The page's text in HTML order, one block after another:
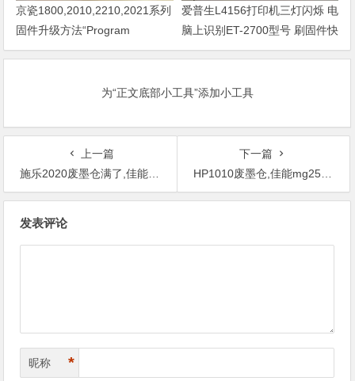
京瓷1800,2010,2210,2021系列
固件升级方法“Program
Loading或者卡LOGO
爱普生L4156打印机三灯闪烁 电
脑上识别ET-2700型号 刷固件快
速解决问题
为“正文底部小工具”添加小工具
上一篇
施乐2020废墨仓满了,佳能g1800废墨清零图解
下一篇
HP1010废墨仓,佳能mg2580s废墨清零
发表评论
昵称 *